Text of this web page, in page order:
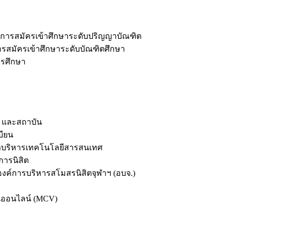
การสมัครเข้าศึกษาระดับปริญญาบัณฑิต
รสมัครเข้าศึกษาระดับบัณฑิตศึกษา
ศึกษา
ละสถาบัน
ยน
ริหารเทคโนโลยีสารสนเทศ
ารนิสิต
งค์การบริหารสโมสรนิสิตจุฬาฯ (อบจ.)
อนไลน์ (MCV)